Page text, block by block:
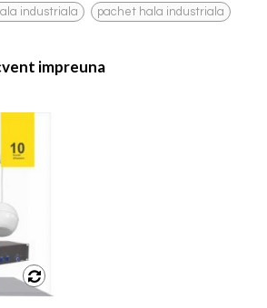
industriala , pachet hala industriala
impreuna